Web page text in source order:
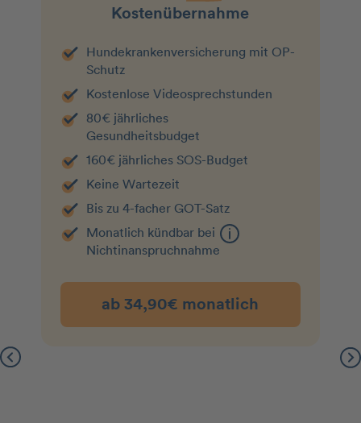
Kostenübernahme
Hundekranken­­versicherung mit OP-
Schutz
Kostenlose Videosprechstunden
80€ jährliches
Gesundheitsbudget
160€ jährliches SOS-Budget
Keine Wartezeit
Bis zu 4-facher GOT-Satz
Monatlich kündbar bei
Nichtin­an­spruchnahme
ab 34,90€ monatlich